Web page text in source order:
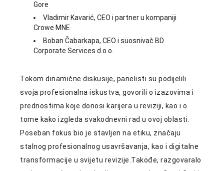
Gore
Vladimir Kavarić, CEO i partner u kompaniji
Crowe MNE
Boban Čabarkapa, CEO i suosnivač BD
Corporate Services d.o.o.
Tokom dinamične diskusije, panelisti su podijelili
svoja profesionalna iskustva, govorili o izazovima i
prednostima koje donosi karijera u reviziji, kao i o
tome kako izgleda svakodnevni rad u ovoj oblasti.
Poseban fokus bio je stavljen na etiku, značaju
stalnog profesionalnog usavršavanja, kao i digitalne
transformacije u svijetu revizije.Takođe, razgovaralo